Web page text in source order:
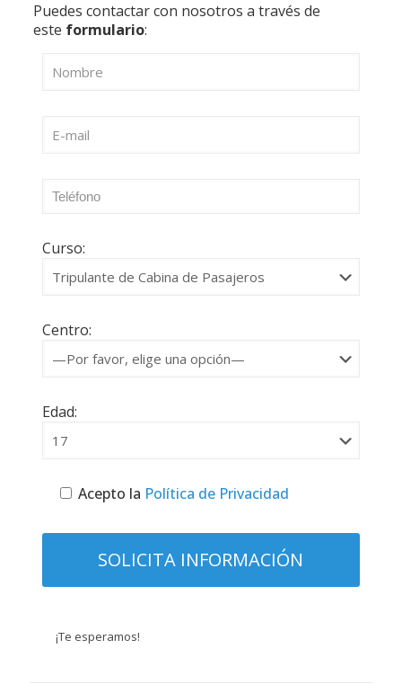
Puedes contactar con nosotros a través de
este formulario:
Curso:
Centro:
Edad:
Acepto la Política de Privacidad
¡Te esperamos!